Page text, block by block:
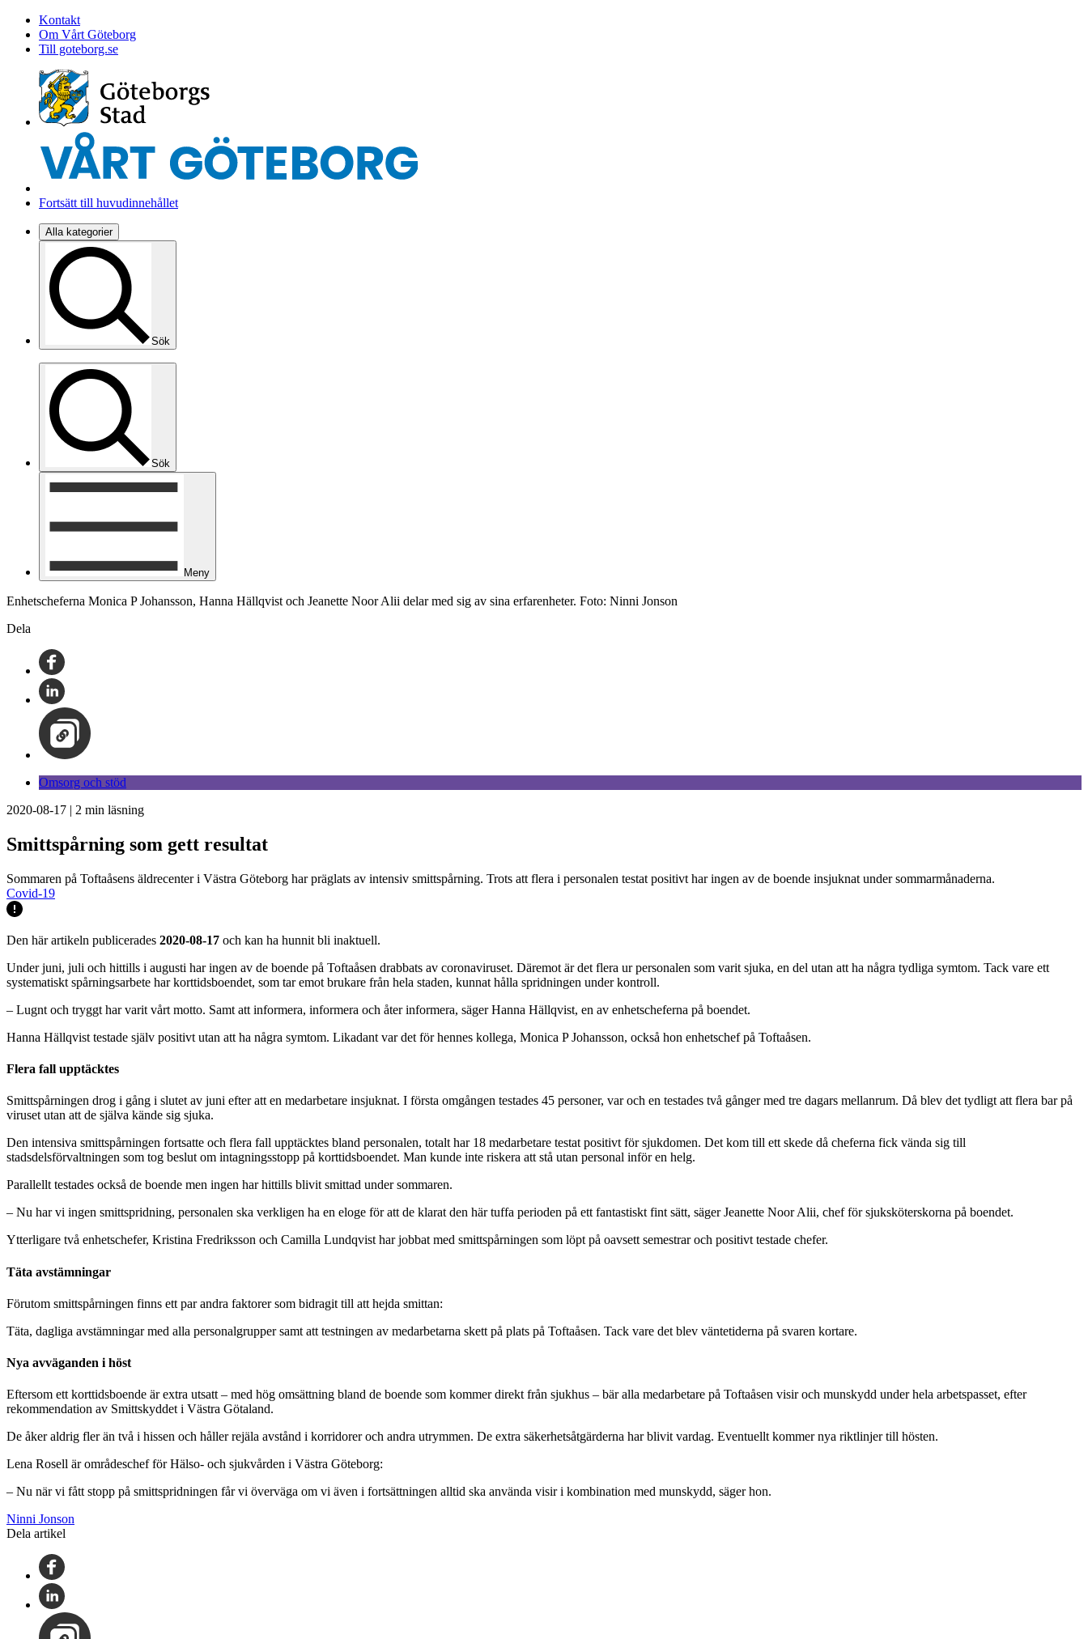
Kontakt
Om Vårt Göteborg
Till goteborg.se
Fortsätt till huvudinnehållet
Alla kategorier
Sök
Sök
Meny
Enhetscheferna Monica P Johansson, Hanna Hällqvist och Jeanette Noor Alii delar med sig av sina erfarenheter. Foto: Ninni Jonson
Dela
Omsorg och stöd
2020-08-17 | 2 min läsning
Smittspårning som gett resultat
Sommaren på Toftaåsens äldrecenter i Västra Göteborg har präglats av intensiv smittspårning. Trots att flera i personalen testat positivt har ingen av de boende insjuknat under sommarmånaderna.
Covid-19
Den här artikeln publicerades 2020-08-17 och kan ha hunnit bli inaktuell.
Under juni, juli och hittills i augusti har ingen av de boende på Toftaåsen drabbats av coronaviruset. Däremot är det flera ur personalen som varit sjuka, en del utan att ha några tydliga symtom. Tack vare ett
systematiskt spårningsarbete har korttidsboendet, som tar emot brukare från hela staden, kunnat hålla spridningen under kontroll.
– Lugnt och tryggt har varit vårt motto. Samt att informera, informera och åter informera, säger Hanna Hällqvist, en av enhetscheferna på boendet.
Hanna Hällqvist testade själv positivt utan att ha några symtom. Likadant var det för hennes kollega, Monica P Johansson, också hon enhetschef på Toftaåsen.
Flera fall upptäcktes
Smittspårningen drog i gång i slutet av juni efter att en medarbetare insjuknat. I första omgången testades 45 personer, var och en testades två gånger med tre dagars mellanrum. Då blev det tydligt att flera bar på
viruset utan att de själva kände sig sjuka.
Den intensiva smittspårningen fortsatte och flera fall upptäcktes bland personalen, totalt har 18 medarbetare testat positivt för sjukdomen. Det kom till ett skede då cheferna fick vända sig till
stadsdelsförvaltningen som tog beslut om intagningsstopp på korttidsboendet. Man kunde inte riskera att stå utan personal inför en helg.
Parallellt testades också de boende men ingen har hittills blivit smittad under sommaren.
– Nu har vi ingen smittspridning, personalen ska verkligen ha en eloge för att de klarat den här tuffa perioden på ett fantastiskt fint sätt, säger Jeanette Noor Alii, chef för sjuksköterskorna på boendet.
Ytterligare två enhetschefer, Kristina Fredriksson och Camilla Lundqvist har jobbat med smittspårningen som löpt på oavsett semestrar och positivt testade chefer.
Täta avstämningar
Förutom smittspårningen finns ett par andra faktorer som bidragit till att hejda smittan:
Täta, dagliga avstämningar med alla personalgrupper samt att testningen av medarbetarna skett på plats på Toftaåsen. Tack vare det blev väntetiderna på svaren kortare.
Nya avväganden i höst
Eftersom ett korttidsboende är extra utsatt – med hög omsättning bland de boende som kommer direkt från sjukhus – bär alla medarbetare på Toftaåsen visir och munskydd under hela arbetspasset, efter
rekommendation av Smittskyddet i Västra Götaland.
De åker aldrig fler än två i hissen och håller rejäla avstånd i korridorer och andra utrymmen. De extra säkerhetsåtgärderna har blivit vardag. Eventuellt kommer nya riktlinjer till hösten.
Lena Rosell är områdeschef för Hälso- och sjukvården i Västra Göteborg:
– Nu när vi fått stopp på smittspridningen får vi överväga om vi även i fortsättningen alltid ska använda visir i kombination med munskydd, säger hon.
Ninni Jonson
Dela artikel